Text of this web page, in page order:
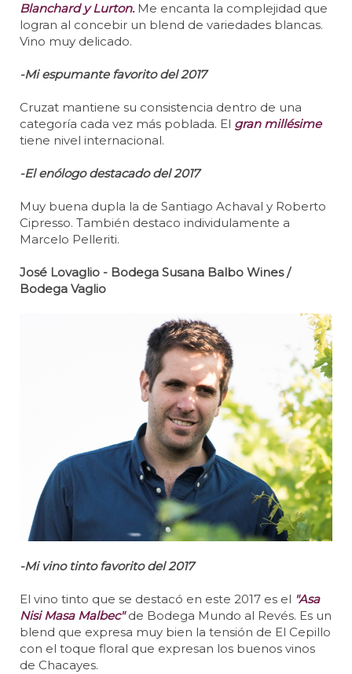
Blanchard y Lurton.Me encanta la complejidad que
logran al concebir un blend de variedades blancas.
Vino muy delicado.
-Mi espumante favorito del 2017
Cruzat mantiene su consistencia dentro de una
categoría cada vez más poblada. El gran millésime
tiene nivel internacional.
-El enólogo destacado del 2017
Muy buena dupla la de Santiago Achaval y Roberto
Cipresso. También destaco individulamente a
Marcelo Pelleriti.
José Lovaglio - Bodega Susana Balbo Wines /
Bodega Vaglio
-Mi vino tinto favorito del 2017
El vino tinto que se destacó en este 2017 es el "Asa
Nisi Masa Malbec"de Bodega Mundo al Revés. Es un
blend que expresa muy bien la tensión de El Cepillo
con el toque floral que expresan los buenos vinos
de Chacayes.